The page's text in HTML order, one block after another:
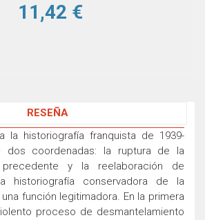
11,42 €
RESEÑA
la historiografía franquista de 1939-
dos coordenadas: la ruptura de la
y la reelaboración de
historiografía conservadora de la
función legitimadora. En la primera
proceso de desmantelamiento